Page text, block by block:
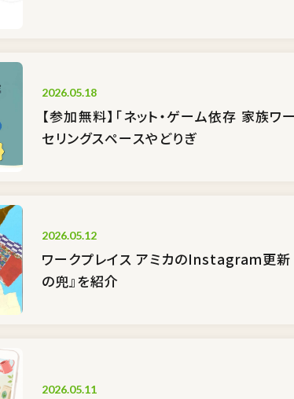
2026.05.18
【参加無料】「ネット・ゲーム依存 家族
セリングスペースやどりぎ
2026.05.12
ワークプレイス アミカのInstagram更
の兜』を紹介
2026.05.11